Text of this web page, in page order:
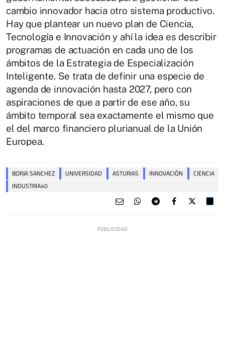
cambio innovador hacia otro sistema productivo.
Hay que plantear un nuevo plan de Ciencia,
Tecnología e Innovación y ahí la idea es describir
programas de actuación en cada uno de los
ámbitos de la Estrategia de Especialización
Inteligente. Se trata de definir una especie de
agenda de innovación hasta 2027, pero con
aspiraciones de que a partir de ese año, su
ámbito temporal sea exactamente el mismo que
el del marco financiero plurianual de la Unión
Europea.
BORJA SANCHEZ UNIVERSIDAD ASTURIAS INNOVACIÓN
CIENCIA
INDUSTRIA40